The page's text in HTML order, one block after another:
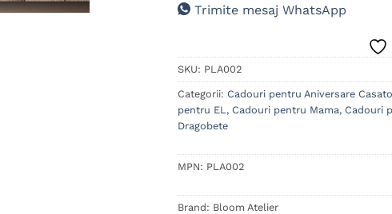
Trimite mesaj WhatsApp
SKU: PLA002
Categorii: Cadouri pentru Aniversare
pentru EL , Cadouri pentru Mama, Cadouri
Dragobete
MPN: PLA002
Brand: Bloom Atelier